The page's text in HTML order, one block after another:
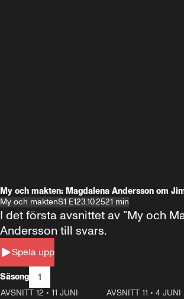
My och makten: Magdalena Andersson om
My och maktenS1 E123.10.2521 min
Spela upp
I det första avsnittet av ”My och
Andersson till svars.
Säsong 1
26:27
AVSNITT 12 • 11 JUNI AVSNITT 11 •4 JUNI